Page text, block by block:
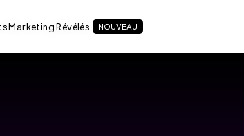
Marketing Révélés NOUVEAU